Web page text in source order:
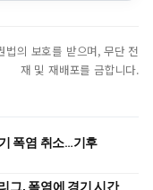
의 보호를 받으며, 무단 전
재 및 재배포를 금합니다.
폭염 취소…기후
그, 폭염에 경기 시간